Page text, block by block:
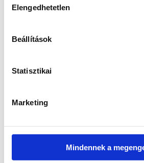
kiválasztása
Elengedhetetlen
Beállítások
Statisztikai
Marketing
Mindennek a
loadingwww.bicapp.hu
(see the